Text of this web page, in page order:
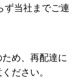
ず当社までご連
め、再配達に
ださい。